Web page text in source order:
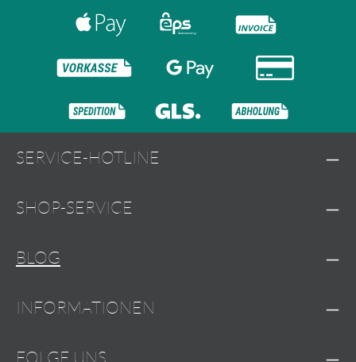
SERVICE-HOTLINE
SHOP-SERVICE
BLOG
INFORMATIONEN
FOLGE UNS